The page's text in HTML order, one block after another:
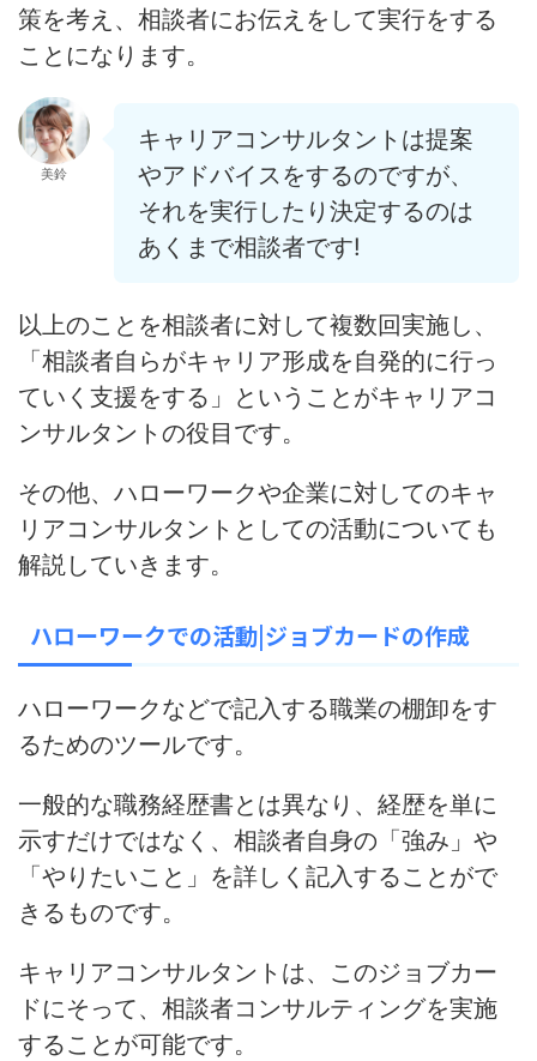
策を考え、相談者にお伝えをして実行をする
ことになります。
美鈴
キャリアコンサルタントは提案
やアドバイスをするのですが、
それを実行したり決定するのは
あくまで相談者です!
以上のことを相談者に対して複数回実施し、
「相談者自らがキャリア形成を自発的に行っ
ていく支援をする」ということがキャリアコ
ンサルタントの役目です。
その他、ハローワークや企業に対してのキャ
リアコンサルタントとしての活動についても
解説していきます。
ハローワークでの活動|ジョブカードの作成
ハローワークなどで記入する職業の棚卸をす
るためのツールです。
一般的な職務経歴書とは異なり、経歴を単に
示すだけではなく、 相談者自身の「強み」や
「やりたいこと」を詳しく記入することがで
きるものです。
キャリアコンサルタントは、このジョブカー
ドにそって、相談者コンサルティングを実施
することが可能です。